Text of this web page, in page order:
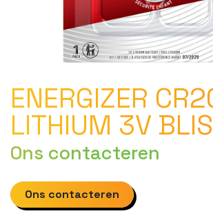
ENERGIZER
LITHIUM 3V
Ons contacteren
Ons contacteren